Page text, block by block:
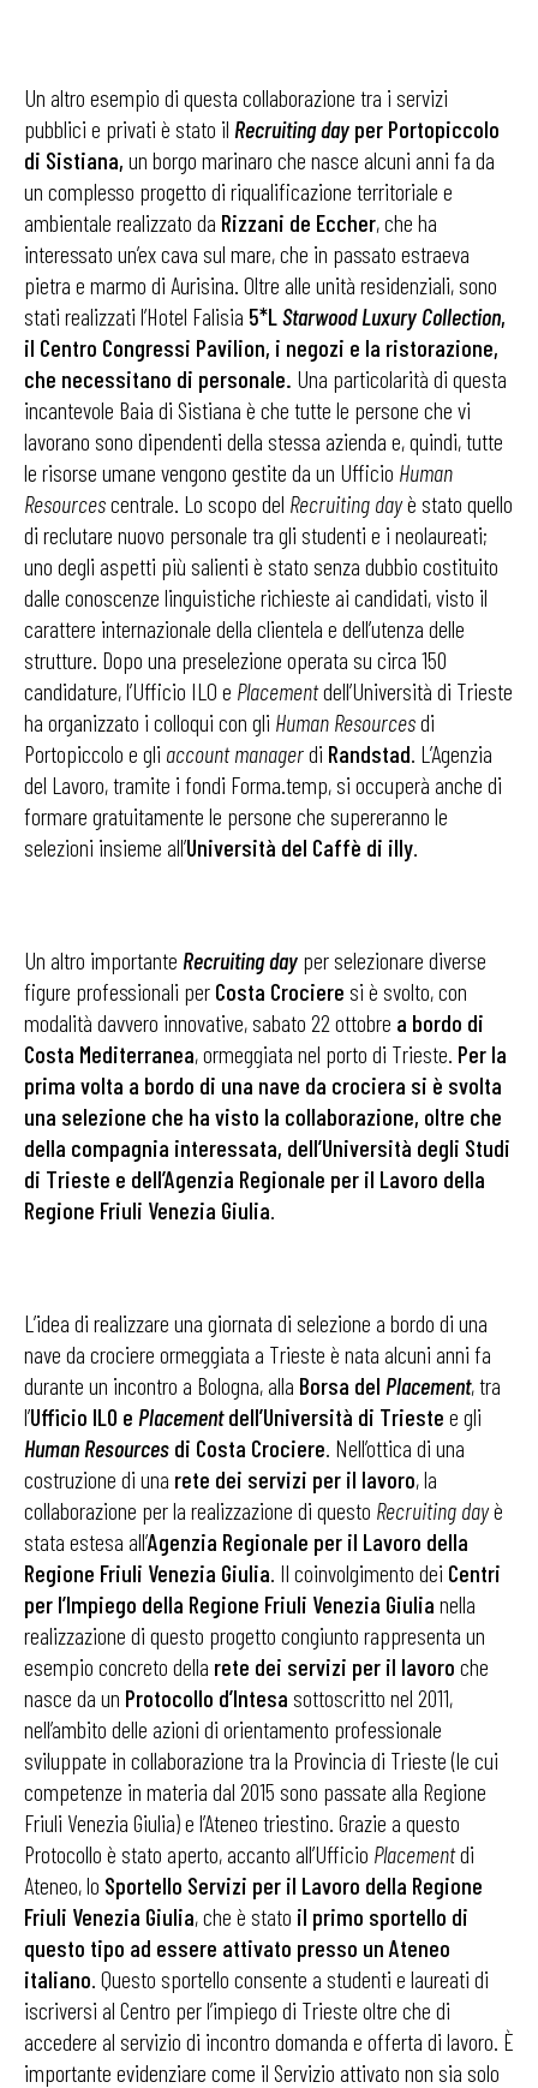
Un altro esempio di questa collaborazione tra i servizi
pubblici e privati è stato il Recruiting day per Portopiccolo
di Sistiana, un borgo marinaro che nasce alcuni anni fa da
un complesso progetto di riqualificazione territoriale e
ambientale realizzato da Rizzani de Eccher, che ha
interessato un’ex cava sul mare, che in passato estraeva
pietra e marmo di Aurisina. Oltre alle unità residenziali, sono
stati realizzati l’Hotel Falisia 5*LStarwood Luxury Collection,
il Centro Congressi Pavilion, i negozi e la ristorazione,
che necessitano di personale. Una particolarità di questa
incantevole Baia di Sistiana è che tutte le persone che vi
lavorano sono dipendenti della stessa azienda e, quindi, tutte
le risorse umane vengono gestite da un Ufficio Human
Resourcescentrale. Lo scopo del Recruiting dayè stato quello
di reclutare nuovo personale tra gli studenti e i neolaureati;
uno degli aspetti più salienti è stato senza dubbio costituito
dalle conoscenze linguistiche richieste ai candidati, visto il
carattere internazionale della clientela e dell’utenza delle
strutture. Dopo una preselezione operata su circa 150
candidature, l’Ufficio ILO e Placementdell’Università di Trieste
ha organizzato i colloqui con gli Human Resourcesdi
Portopiccolo e gli account managerdi Randstad. L’Agenzia
del Lavoro, tramite i fondi Forma.temp, si occuperà anche di
formare gratuitamente le persone che supereranno le
selezioni insieme all’Università del Caffè di illy.
Un altro importante Recruiting day per selezionare diverse
figure professionali per Costa Crociere si è svolto, con
modalità davvero innovative, sabato 22 ottobre a bordo di
Costa Mediterranea, ormeggiata nel porto di Trieste. Per la
prima volta a bordo di una nave da crociera si è svolta
una selezione che ha visto la collaborazione, oltre che
della compagnia interessata, dell’Università degli Studi
di Trieste e dell’Agenzia Regionale per il Lavoro della
Regione Friuli Venezia Giulia.
L’idea di realizzare una giornata di selezione a bordo di una
nave da crociere ormeggiata a Trieste è nata alcuni anni fa
durante un incontro a Bologna, alla Borsa del Placement, tra
l’Ufficio ILO e Placementdell’Università di Trieste e gli
Human Resources di Costa Crociere. Nell’ottica di una
costruzione di una rete dei servizi per il lavoro, la
collaborazione per la realizzazione di questo Recruiting dayè
stata estesa all’Agenzia Regionale per il Lavoro della
Regione Friuli Venezia Giulia. Il coinvolgimento dei Centri
per l’Impiego della Regione Friuli Venezia Giulia nella
realizzazione di questo progetto congiunto rappresenta un
esempio concreto della rete dei servizi per il lavoro che
nasce da un Protocollo d’Intesa sottoscritto nel 2011,
nell’ambito delle azioni di orientamento professionale
sviluppate in collaborazione tra la Provincia di Trieste (le cui
competenze in materia dal 2015 sono passate alla Regione
Friuli Venezia Giulia) e l’Ateneo triestino. Grazie a questo
Protocollo è stato aperto, accanto all’Ufficio Placementdi
Ateneo, lo Sportello Servizi per il Lavoro della Regione
Friuli Venezia Giulia, che è stato il primo sportello di
questo tipo ad essere attivato presso un Ateneo
italiano. Questo sportello consente a studenti e laureati di
iscriversi al Centro per l’impiego di Trieste oltre che di
accedere al servizio di incontro domanda e offerta di lavoro. È
importante evidenziare come il Servizio attivato non sia solo